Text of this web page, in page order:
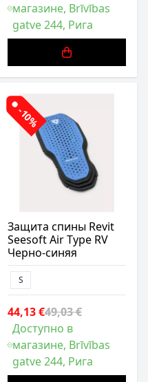
магазине, Brīvības
gatve 244, Рига
-10%
Защита спины Revit
Seesoft Air Type RV
Черно-синяя
S
44,13 €49,03 €
Доступно в
магазине, Brīvības
gatve 244, Рига